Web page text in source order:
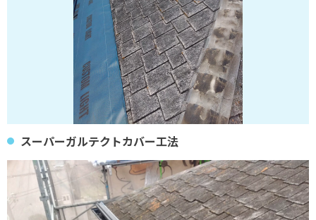
スーパーガルテクトカバー工法